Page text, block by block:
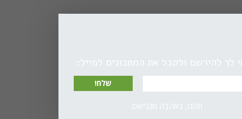
לך להירשם ולקבל את המתכונים למייל:
שלח!
תהנו, באהבה מגבישס.